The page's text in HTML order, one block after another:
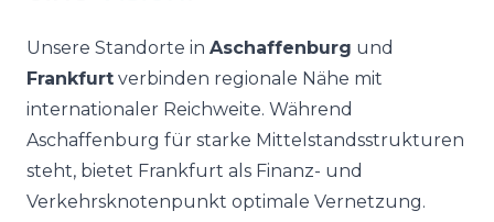
Unsere Standorte in Aschaffenburg und
Frankfurt verbinden regionale Nähe mit
internationaler Reichweite. Während
Aschaffenburg für starke Mittelstandsstrukturen
steht, bietet Frankfurt als Finanz- und
Verkehrsknotenpunkt optimale Vernetzung.